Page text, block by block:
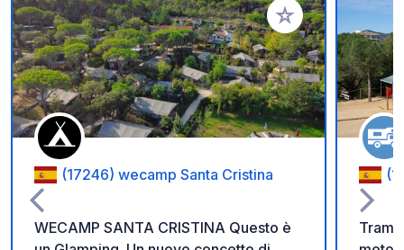
Aggiungi ai tuoi
(17246) wecamp Santa Cristina
WECAMP SANTA CRISTINA Questo è